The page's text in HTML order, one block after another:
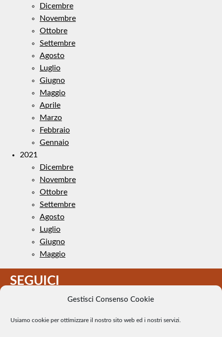
Gestisci Consenso Cookie
Usiamo cookie per ottimizzare il nostro sito web ed i nostri servizi.
Dicembre
Novembre
Ottobre
Settembre
Agosto
Luglio
Giugno
Maggio
Aprile
Marzo
Febbraio
Gennaio
2021
Dicembre
Novembre
Ottobre
Settembre
Agosto
Luglio
Giugno
Maggio
SEGUICI